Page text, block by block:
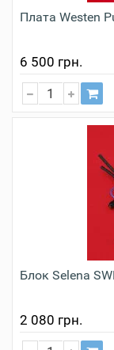
Плата Westen
6 500 грн.
Блок Selena
2 080 грн.